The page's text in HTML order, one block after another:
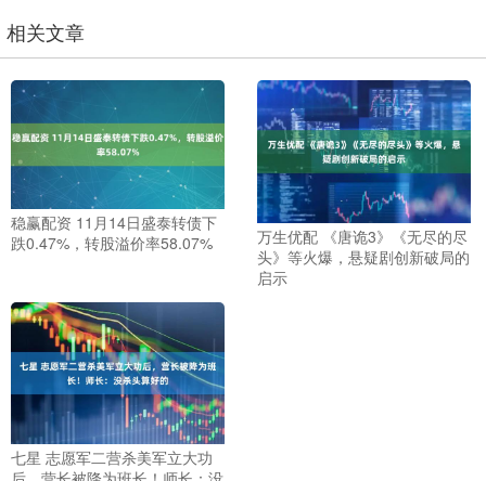
相关文章
稳赢配资 11月14日盛泰转债下
跌0.47%，转股溢价率58.07%
万生优配 《唐诡3》《无尽的尽
头》等火爆，悬疑剧创新破局的
启示
七星 志愿军二营杀美军立大功